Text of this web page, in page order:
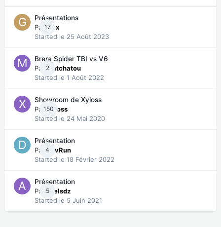
17
Présentations
Pargsix
Started le 25 Août 2023
2
Brera Spider TBI vs V6
Par Matchatou
Started le 1 Août 2022
150
Showroom de Xyloss
ParXyloss
Started le 24 Mai 2020
4
Présentation
ParDavRun
Started le 18 Février 2022
5
Présentation
Par axelsdz
Started le 5 Juin 2021